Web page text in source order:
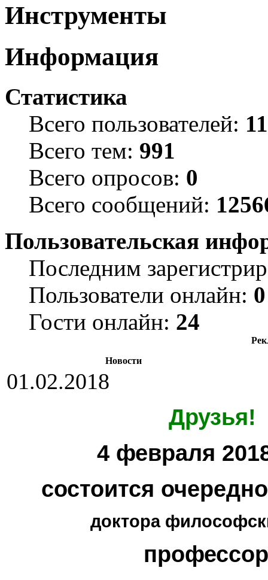
Инструменты
Информация
Статистика
Всего пользователей:
Всего тем: 991
Всего опросов: 0
Всего сообщений:
Пользовательская
Последним
Пользователи онлайн: 0
Гости онлайн: 24
Новости
01.02.2018
Друзья!
4 февраля
состоится
доктора